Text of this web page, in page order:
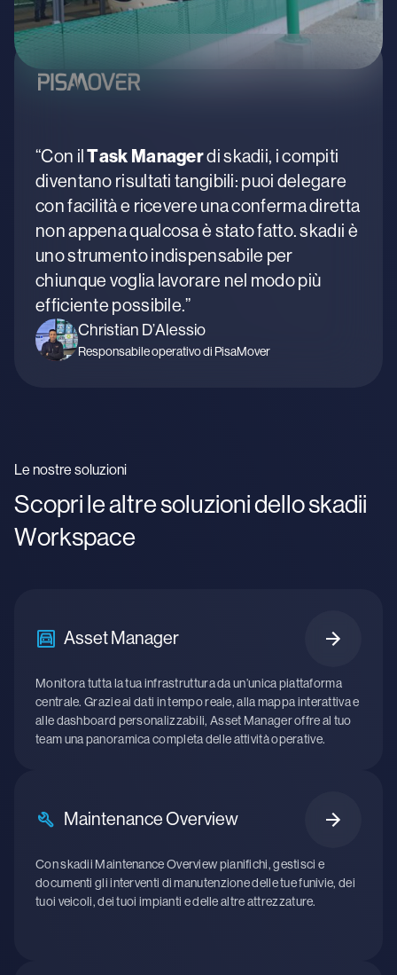
“Con ilTask Managerdi skadii, i compiti
diventano risultati tangibili: puoi delegare
con facilità e ricevere una conferma diretta
non appena qualcosa è stato fatto. skadıi è
uno strumento indispensabile per
chiunque voglia lavorare nel modo più
efficiente possibile.”
Christian D’Alessio
Responsabile operativo di PisaMover
Le nostre soluzioni
Scopri le altre soluzioni dello skadii
Workspace
Asset Manager
Monitora tutta la tua infrastruttura da un’unica piattaforma
centrale. Grazie ai dati in tempo reale, alla mappa interattiva e
alle dashboard personalizzabili, Asset Manager offre al tuo
team una panoramica completa delle attività operative.
Maintenance Overview
Con skadii Maintenance Overview pianifichi, gestisci e
documenti gli interventi di manutenzione delle tue funivie, dei
tuoi veicoli, dei tuoi impianti e delle altre attrezzature.